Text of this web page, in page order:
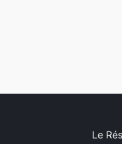
Le